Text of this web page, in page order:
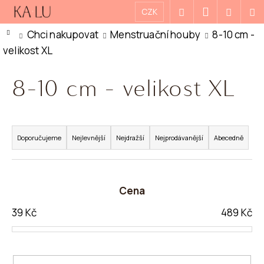
Přejít
na
obsah
CZK
Hledat
Přihlášení
košík
Domů
Chci nakupovat Menstruační houby
8-10 cm -
velikost XL
8-10 cm - velikost XL
Ř
A
Z
Í
P
R
Doporučujeme Nejlevnější Nejdražší Nejprodávanější Abecedně
Cena
39 Kč 489 Kč
O
Š
Zpět
Zpět
O
P
O
T
Ř
U
J